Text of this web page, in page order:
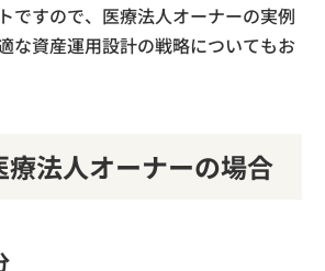
ですので、医療法人オーナーの実例
な資産運用設計の戦略についてもお
療法人オーナーの場合